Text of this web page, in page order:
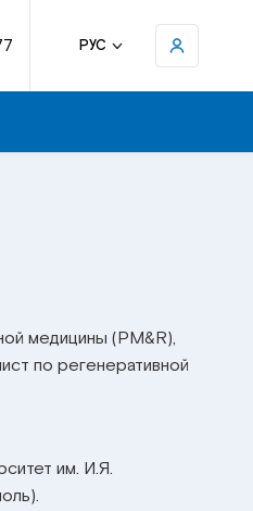
РУС
медицины (PM&R),
по регенеративной
им. И.Я.